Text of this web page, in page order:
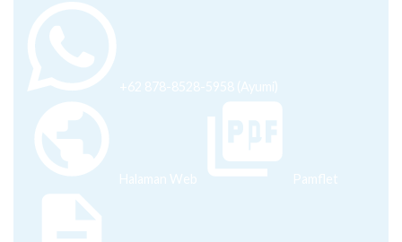
+62 878-8528-5958 (Ayumi)
Halaman Web Pamflet